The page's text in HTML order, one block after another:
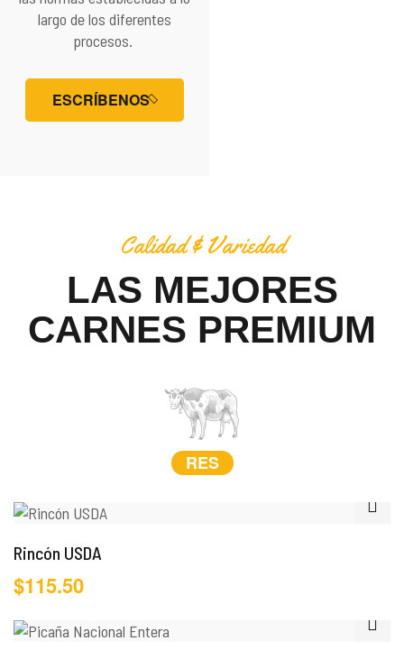
largo de los diferentes
procesos.
ESCRÍBENOS
Calidad & Variedad
LAS MEJORES
CARNES PREMIUM
RES
Rincón USDA
$115.50